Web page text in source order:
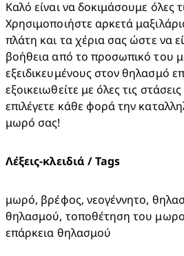
Καλό είναι να δοκιμάσουμε όλες
Χρησιμοποιήστε αρκετά
πλάτη και τα χέρια σας ώστε να
βοήθεια από το προσωπικό του
εξειδικευμένους στον θηλασμό
εξοικειωθείτε με όλες τις
επιλέγετε κάθε φορά την
μωρό σας!
Λέξεις-κλειδιά / Tags
μωρό, βρέφος, νεογέννητο,
θηλασμού, τοποθέτηση του
επάρκεια θηλασμού